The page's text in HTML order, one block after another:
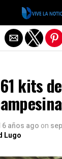
kits
6 años ago on
Lugo
Salir de la